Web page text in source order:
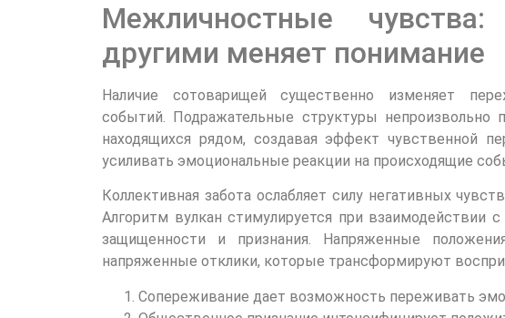
Межличностные
другими меняет понимание
Наличие сотоварищей существенно изменяет
событий. Подражательные структуры непроизвольно
находящихся рядом, создавая эффект чувственной
усиливать эмоциональные реакции на происходящие
Коллективная забота ослабляет силу негативных
Алгоритм вулкан стимулируется при взаимодействии
защищенности и признания. Напряженные
напряженные отклики, которые трансформируют
Сопереживание дает возможность переживать